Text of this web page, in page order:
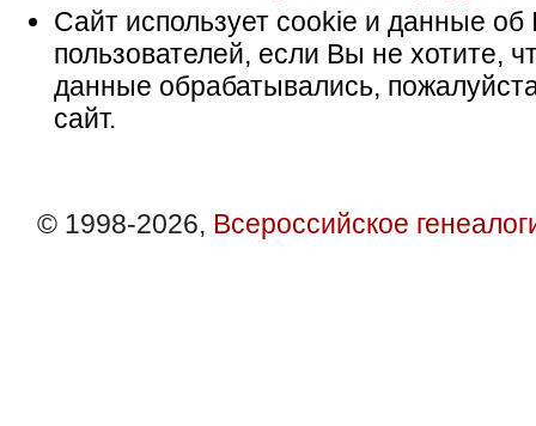
Сайт использует cookie и данные об
пользователей, если Вы не хотите,
данные обрабатывались,
сайт.
© 1998-2026, Всероссийское